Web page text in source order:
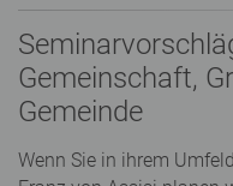
Gemeinschaft,
Gemeinde
Wenn Sie in ihrem